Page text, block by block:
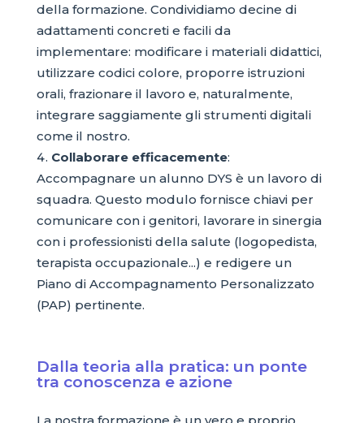
della formazione. Condividiamo decine di
adattamenti concreti e facili da
implementare: modificare i materiali didattici,
utilizzare codici colore, proporre istruzioni
orali, frazionare il lavoro e, naturalmente,
integrare saggiamente gli strumenti digitali
come il nostro.
Collaborare efficacemente:
Accompagnare un alunno DYS è un lavoro di
squadra. Questo modulo fornisce chiavi per
comunicare con i genitori, lavorare in sinergia
con i professionisti della salute (logopedista,
terapista occupazionale...) e redigere un
Piano di Accompagnamento Personalizzato
(PAP) pertinente.
Dalla teoria alla pratica: un ponte
tra conoscenza e azione
La nostra formazione è un vero e proprio